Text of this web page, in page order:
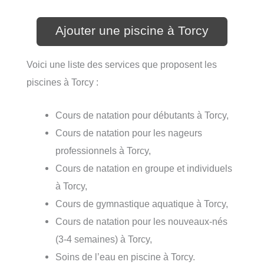
Ajouter une piscine à Torcy
Voici une liste des services que proposent les
piscines à Torcy :
Cours de natation pour débutants à Torcy,
Cours de natation pour les nageurs
professionnels à Torcy,
Cours de natation en groupe et individuels
à Torcy,
Cours de gymnastique aquatique à Torcy,
Cours de natation pour les nouveaux-nés
(3-4 semaines) à Torcy,
Soins de l’eau en piscine à Torcy.